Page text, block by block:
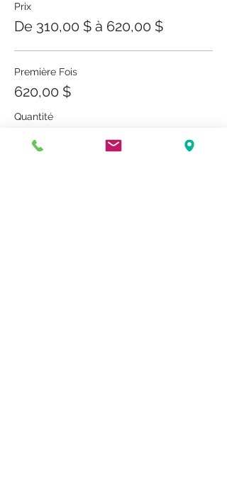
Prix
De 310,00 $ à 620,00 $
Première Fois
620,00 $
Quantité